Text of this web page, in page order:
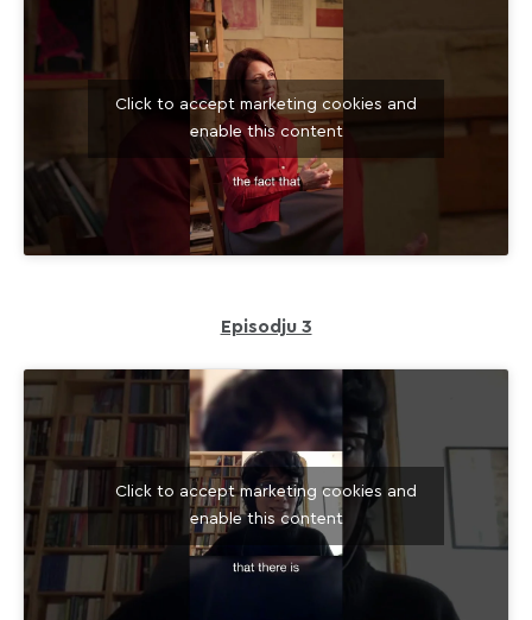
Click to accept marketing cookies and
enable this content
Episodju 3
Click to accept marketing cookies and
enable this content